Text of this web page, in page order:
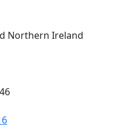
Northern Ireland